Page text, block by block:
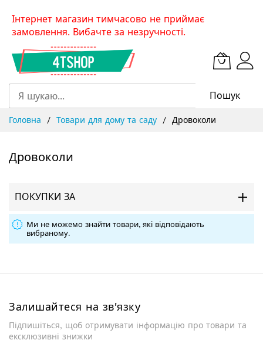
SkipІнтернет магазин тимчасово не приймає
замовлення. Вибачте за незручності.
Пошук
Головна Товари для дому та саду Дровоколи
Дровоколи
ПОКУПКИ ЗА
Ми не можемо знайти товари, які відповідають
вибраному.
Залишайтеся на зв'язку
Підпишіться, щоб отримувати інформацію про товари та
ексклюзивні знижки